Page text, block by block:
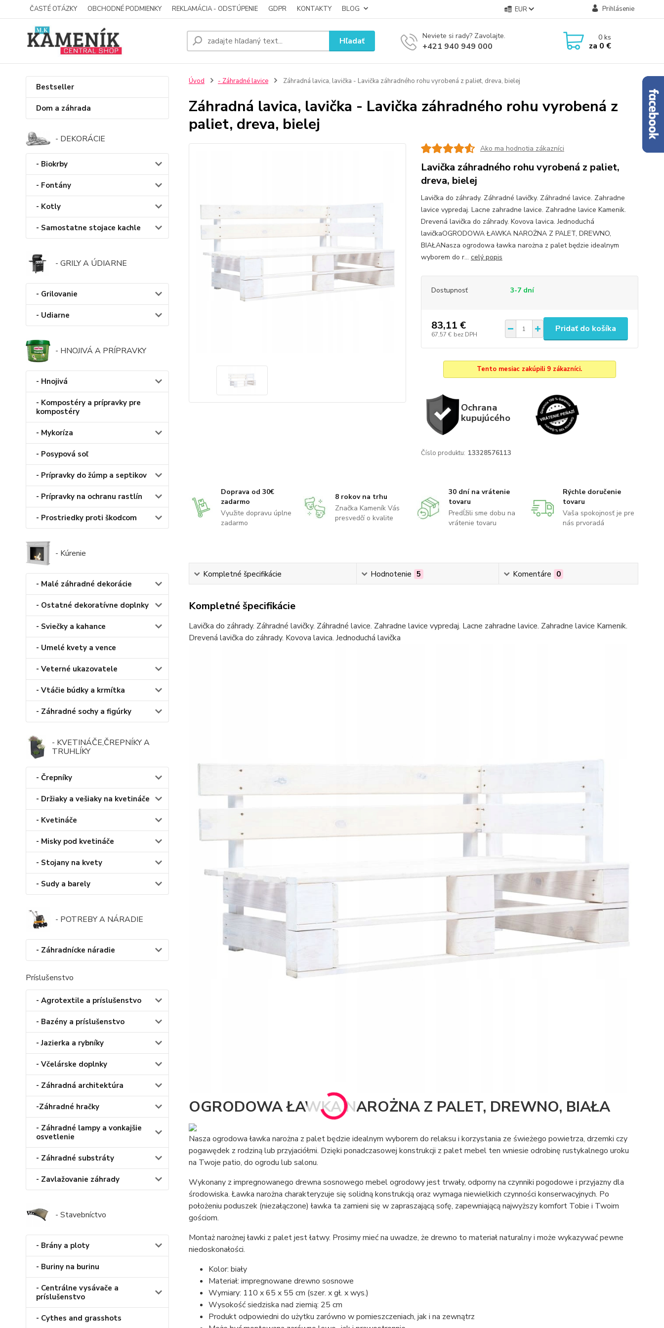
ČASTÉ OTÁZKY OBCHODNÉ PODMIENKY REKLAMÁCIA - ODSTÚPENIE GDPR KONTAKTY BLOG EUR Prihlásenie
Hľadať Neviete si rady? Zavolajte.
+421 940 949 000
0ks
za 0 €
Bestseller
Dom a záhrada
- DEKORÁCIE
- Biokrby
- Fontány
- Kotly
- Samostatne stojace kachle
- GRILY A ÚDIARNE
- Grilovanie
- Udiarne
- HNOJIVÁ A PRÍPRAVKY
- Hnojivá
- Kompostéry a prípravky pre
kompostéry
- Mykoríza
- Posypová soľ
- Prípravky do žúmp a septikov
- Prípravky na ochranu rastlín
- Prostriedky proti škodcom
- Kúrenie
- Malé záhradné dekorácie
- Ostatné dekoratívne doplnky
- Sviečky a kahance
- Umelé kvety a vence
- Veterné ukazovatele
- Vtáčie búdky a krmítka
- Záhradné sochy a figúrky
- KVETINÁČE,ČREPNÍKY A
TRUHLÍKY
- Črepníky
- Držiaky a vešiaky na kvetináče
- Kvetináče
- Misky pod kvetináče
- Stojany na kvety
- Sudy a barely
- POTREBY A NÁRADIE
- Záhradnícke náradie
Príslušenstvo
- Agrotextile a príslušenstvo
- Bazény a príslušenstvo
- Jazierka a rybníky
- Včelárske doplnky
- Záhradná architektúra
-Záhradné hračky
- Záhradné lampy a vonkajšie
osvetlenie
- Záhradné substráty
- Zavlažovanie záhrady
- Stavebníctvo
- Brány a ploty
- Buriny na burinu
- Centrálne vysávače a
príslušenstvo
- Cythes and grasshots
Úvod - Záhradné lavice Záhradná lavica, lavička - Lavička záhradného rohu vyrobená z paliet, dreva, bielej
Záhradná lavica, lavička - Lavička záhradného rohu vyrobená z
paliet, dreva, bielej
Ako ma hodnotia zákazníci
Lavička záhradného rohu vyrobená z paliet,
dreva, bielej
Lavička do záhrady. Záhradné lavičky. Záhradné lavice. Zahradne
lavice vypredaj. Lacne zahradne lavice. Zahradne lavice Kamenik.
Drevená lavička do záhrady. Kovova lavica. Jednoduchá
lavičkaOGRODOWA ŁAWKA NAROŻNA Z PALET, DREWNO,
BIAŁANasza ogrodowa ławka narożna z palet będzie idealnym
wyborem do r... celý popis
Dostupnosť 3-7 dní
83,11 €
67,57 € bez DPH
Pridať do košíka
Tento mesiac zakúpili 9 zákazníci.
Ochrana
kupujúcého
Číslo produktu: 13328576113
Doprava od 30€
zadarmo
Využite dopravu úplne
zadarmo
8 rokov na trhu
Značka Kameník Vás
presvedčí o kvalite
30 dní na vrátenie
tovaru
Predĺžili sme dobu na
vrátenie tovaru
Rýchle doručenie
tovaru
Vaša spokojnosť je pre
nás prvoradá
Kompletné špecifikácie Hodnotenie 5 Komentáre 0
Kompletné špecifikácie
Lavička do záhrady. Záhradné lavičky. Záhradné lavice. Zahradne lavice vypredaj. Lacne zahradne lavice. Zahradne lavice Kamenik.
Drevená lavička do záhrady. Kovova lavica. Jednoduchá lavička
OGRODOWA ŁAWKA NAROŻNA Z PALET, DREWNO, BIAŁA
Nasza ogrodowa ławka narożna z palet będzie idealnym wyborem do relaksu i korzystania ze świeżego powietrza, drzemki czy
pogawędek z rodziną lub przyjaciółmi. Dzięki ponadczasowej konstrukcji z palet mebel ten wniesie odrobinę rustykalnego uroku
na Twoje patio, do ogrodu lub salonu.
Wykonany z impregnowanego drewna sosnowego mebel ogrodowy jest trwały, odporny na czynniki pogodowe i przyjazny dla
środowiska. Ławka narożna charakteryzuje się solidną konstrukcją oraz wymaga niewielkich czynności konserwacyjnych. Po
położeniu poduszek (niezałączone) ławka ta zamieni się w zapraszającą sofę, zapewniającą najwyższy komfort Tobie i Twoim
gościom.
Montaż narożnej ławki z palet jest łatwy. Prosimy mieć na uwadze, że drewno to materiał naturalny i może wykazywać pewne
niedoskonałości.
Kolor: biały
Materiał: impregnowane drewno sosnowe
Wymiary: 110 x 65 x 55 cm (szer. x gł. x wys.)
Wysokość siedziska nad ziemią: 25 cm
Produkt odpowiedni do użytku zarówno w pomieszczeniach, jak i na zewnątrz